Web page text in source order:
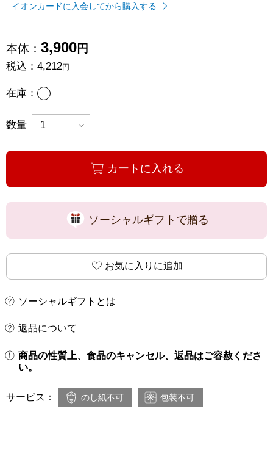
イオンカードに入会してから購入する
本体： 3,900円
税込： 4,212円
在庫： あり
数量
カートに入れる
ソーシャルギフトで贈る
お気に入りに追加
ソーシャルギフトとは
返品について
商品の性質上、食品のキャンセル、返品はご容赦くださ
い。
サービス： のし紙不可 包装不可